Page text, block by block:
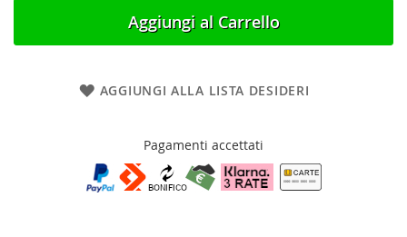
Aggiungi al Carrello
AGGIUNGI ALLA LISTA DESIDERI
Pagamenti accettati